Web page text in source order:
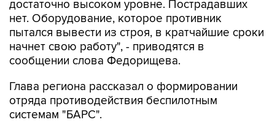
достаточно высоком уровне. Пострадавших
нет. Оборудование, которое противник
пытался вывести из строя, в кратчайшие сроки
начнет свою работу", - приводятся в
сообщении слова Федорищева.
Глава региона рассказал о формировании
отряда противодействия беспилотным
системам "БАРС".